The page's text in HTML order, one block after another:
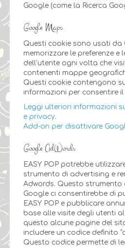
Google (come la Ricerca
Google Maps
Questi cookie sono usati da
memorizzare le preferenze e
dell’utente ogni volta che
contenenti mappe
Questi cookie contengono
informazioni per consentire
Leggi ulteriori informazioni
e privacy.
Add-on per disattivare
Google AdWords
EASY POP potrebbe
strumento di advertising e
Adwords. Questo strumento
Google ci consentirebbe di
EASY POP e pubblicare
base alle visite degli utenti
questo alcune pagine del
includere un codice definito
Questo codice permette di